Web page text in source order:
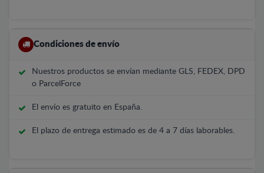
Condiciones de envío
Nuestros productos se envían mediante GLS, FEDEX, DPD
o ParcelForce
El envío es gratuito en España.
El plazo de entrega estimado es de 4 a 7 días laborables.